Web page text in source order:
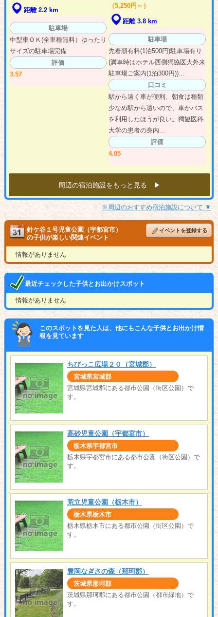
距離 2.2 km
駐車場
中型車ＯＫ(全車種無料）ゆったり
サイズの駐車場完備
評価
3.57
（5,250円～）
距離 3.8 km
駐車場
先着順有料(1泊500円)駐車場有り
(満車時はホテル西側獨協医大外来
駐車場ご案内(1泊300円))...
口コミ
駅から遠く車が便利、朝食は種類
少なめ駅から遠いので、車かバス
を利用したほうが良い。獨協医科
大学の患者の身内...
評価
4.05
周辺の宿泊施設をもっと見る ▶︎
※周辺のおすすめ宿泊施設について ▼
針ケ谷１号児童公園（宇都宮市）
の子供が楽しい関連イベント
イベントを登録する
情報がありません
最近チェックした子供とお出かけスポット
情報がありません
このスポットを見た人は、他にもこんな子供とお出かけ情
報を見ています
ちびっこ広場２０（宮城郡）
宮城県宮城郡
宮城県宮城郡にある都市公園（街区公園）で
す。
高砂児童公園（宇都宮市）
栃木県宇都宮市
栃木県宇都宮市にある都市公園（街区公園）で
す。
荒立児童公園（栃木市）
栃木県栃木市
栃木県栃木市にある都市公園（街区公園）で
す。
豊岡なぎさの森（那珂郡）
茨城県那珂郡
茨城県那珂郡にある都市公園（都市緑地）で
す。